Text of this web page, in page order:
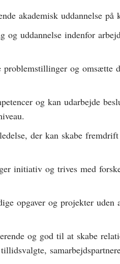
akademisk uddannelse på
og uddannelse indenfor
problemstillinger og omsætte
og kan udarbejde
der kan skabe
initiativ og trives med
opgaver og projekter
og god til at skabe